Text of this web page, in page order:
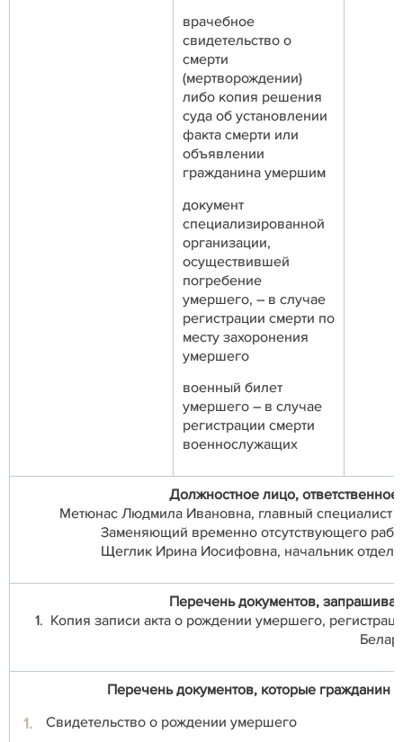
врачебное
свидетельство о
смерти
(мертворождении)
либо копия решения
суда об установлении
факта смерти или
объявлении
гражданина умершим
документ
специализированной
организации,
осуществившей
погребение
умершего, – в случае
регистрации смерти по
месту захоронения
умершего
военный билет
умершего – в случае
регистрации смерти
военнослужащих
Должностное лицо,
Метюнас Людмила Ивановна, главный специалист
Заменяющий временно отсутствующего
Щеглик Ирина Иосифовна, начальник
Перечень документов,
1. Копия записи акта о рождении умершего,
Перечень документов, которые гражданин
Свидетельство о рождении умершего